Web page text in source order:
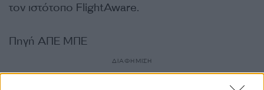
τον ιστότοπο FlightAware.
Πηγή ΑΠΕ ΜΠΕ
ΔΙΑΦΗΜΙΣΗ